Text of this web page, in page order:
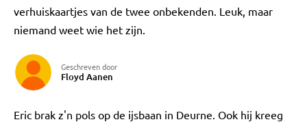
verhuiskaartjes van de twee onbekenden. Leuk, maar
niemand weet wie het zijn.
Geschreven door
Floyd Aanen
Eric brak z'n pols op de ijsbaan in Deurne. Ook hij kreeg